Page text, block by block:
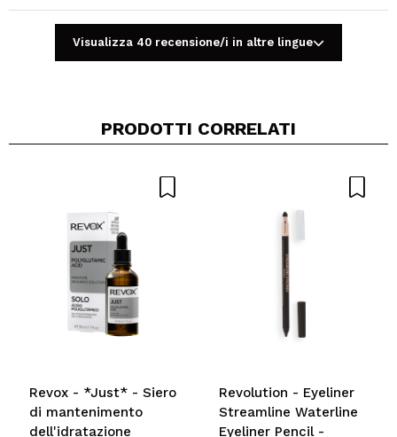
INVIA
Visualizza 40 recensione/i in altre lingue
PRODOTTI CORRELATI
Revox - *Just* - Siero
di mantenimento
dell'idratazione
Revolution - Eyeliner
Streamline Waterline
Eyeliner Pencil -